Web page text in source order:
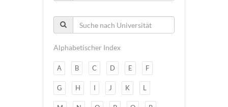
Alphabetischer Index
A B C D E F
G H I J K L